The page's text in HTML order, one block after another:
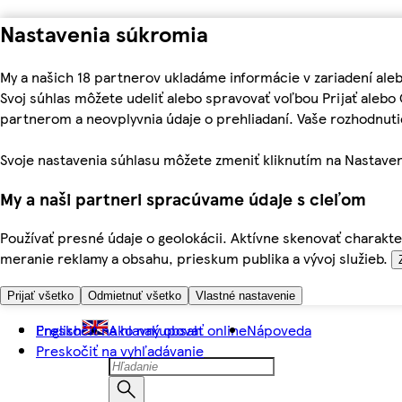
Nastavenia súkromia
My a našich 18 partnerov ukladáme informácie v zariadení
Svoj súhlas môžete udeliť alebo spravovať voľbou Prijať
partnerom a neovplyvnia údaje o prehliadaní. Vaše
Svoje nastavenia súhlasu môžete zmeniť kliknutím na
My a naši partneri spracúvame údaje s cieľom
Používať presné údaje o geolokácii. Aktívne skenovať
meranie reklamy a obsahu, prieskum publika a vývoj služieb.
Prijať všetko Odmietnuť všetko Vlastné nastavenie
Preskočiť na hlavný obsah
Preskočiť na vyhľadávanie
English Ako nakupovať onlineNápoveda